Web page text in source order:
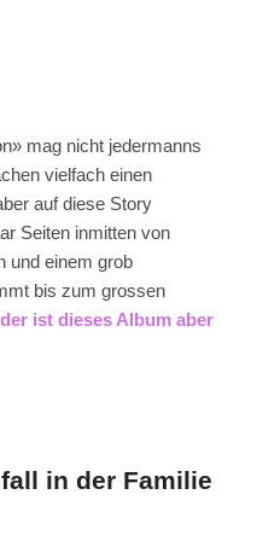
mag nicht jedermanns
vielfach einen
auf diese Story
Seiten inmitten von
und einem grob
bis zum grossen
ist dieses Album aber
in der Familie